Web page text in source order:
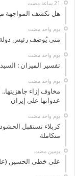
هل تكشف المواجهة مع
‏يوم واحد مضت
متى يُوصف رئيس دولة
‏يوم واحد مضت
تفسير الميزان :
‏يوم واحد مضت
مخاوف إزاء
عدوانها على إيران
‏يوم واحد مضت
كربلاء تستقبل
متكاملة
‏يومين مضت
على خطى الحسين